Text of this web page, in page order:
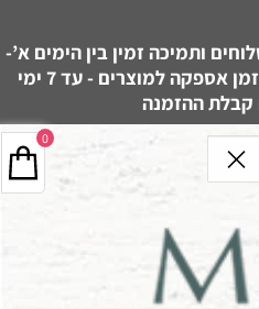
ותמיכה זמין בין הימים א’-
ה’ בין השעות 10:00-16:00 - זמן אספקה למוצרים - עד 7 ימי
קבלת ההזמנה
0